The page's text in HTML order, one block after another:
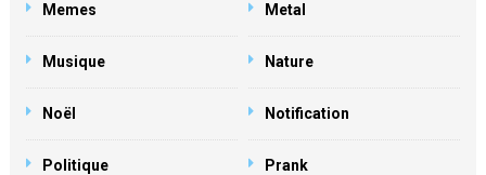
Memes Metal
Musique Nature
Noël Notification
Politique Prank